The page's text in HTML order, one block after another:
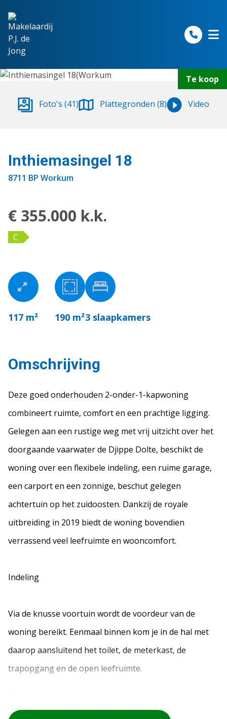
Te koop
Foto's (41) Plattegronden (8) Video
Inthiemasingel 18
8711 BP Workum
€ 355.000 k.k.
C
117 m² 190 m²3 slaapkamers
Omschrijving
Deze goed onderhouden 2-onder-1-kapwoning
combineert ruimte, comfort en een prachtige ligging.
Gelegen aan een rustige weg met vrij uitzicht over het
doorgaande vaarwater de Djippe Dolte, beschikt de
woning over een flexibele indeling, een ruime garage,
een carport en een zonnige, beschut gelegen
achtertuin op het zuidoosten. Dankzij de royale
uitbreiding in 2019 biedt de woning bovendien
verrassend veel leefruimte en wooncomfort.
Indeling
Via de knusse voortuin wordt de voordeur van de
woning bereikt. Eenmaal binnen kom je in de hal met
daarop aansluitend het toilet, de meterkast, de
trapopgang en de open leefruimte.